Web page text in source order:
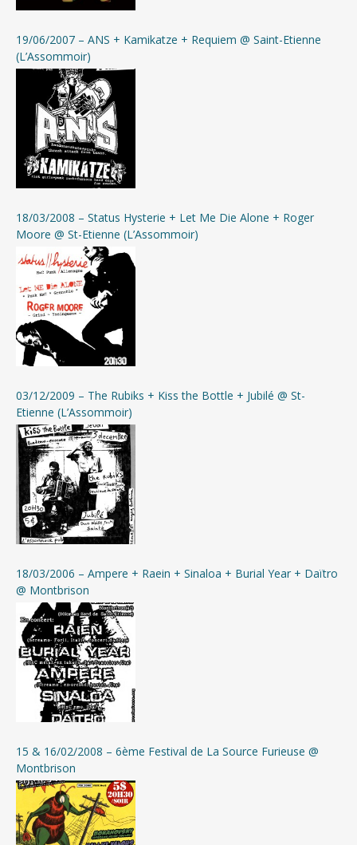
19/06/2007 – ANS + Kamikatze + Requiem @ Saint-Etienne
(L’Assommoir)
18/03/2008 – Status Hysterie + Let Me Die Alone + Roger
Moore @ St-Etienne (L’Assommoir)
03/12/2009 – The Rubiks + Kiss the Bottle + Jubilé @ St-
Etienne (L’Assommoir)
18/03/2006 – Ampere + Raein + Sinaloa + Burial Year + Daïtro
@ Montbrison
15 & 16/02/2008 – 6ème Festival de La Source Furieuse @
Montbrison